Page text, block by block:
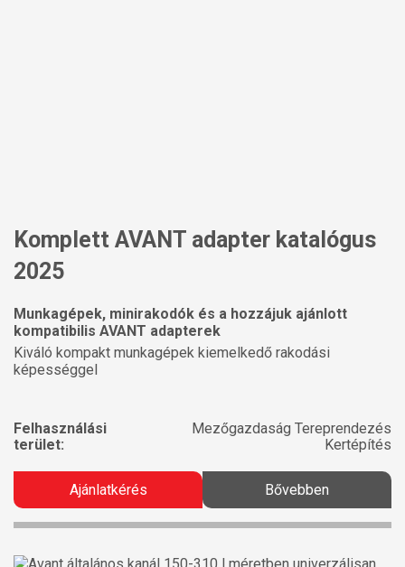
Komplett AVANT adapter katalógus
2025
Munkagépek, minirakodók és a hozzájuk ajánlott
kompatibilis AVANT adapterek
Kiváló kompakt munkagépek kiemelkedő rakodási
képességgel
Felhasználási
terület:
Mezőgazdaság Tereprendezés
Kertépítés
Ajánlatkérés Bővebben